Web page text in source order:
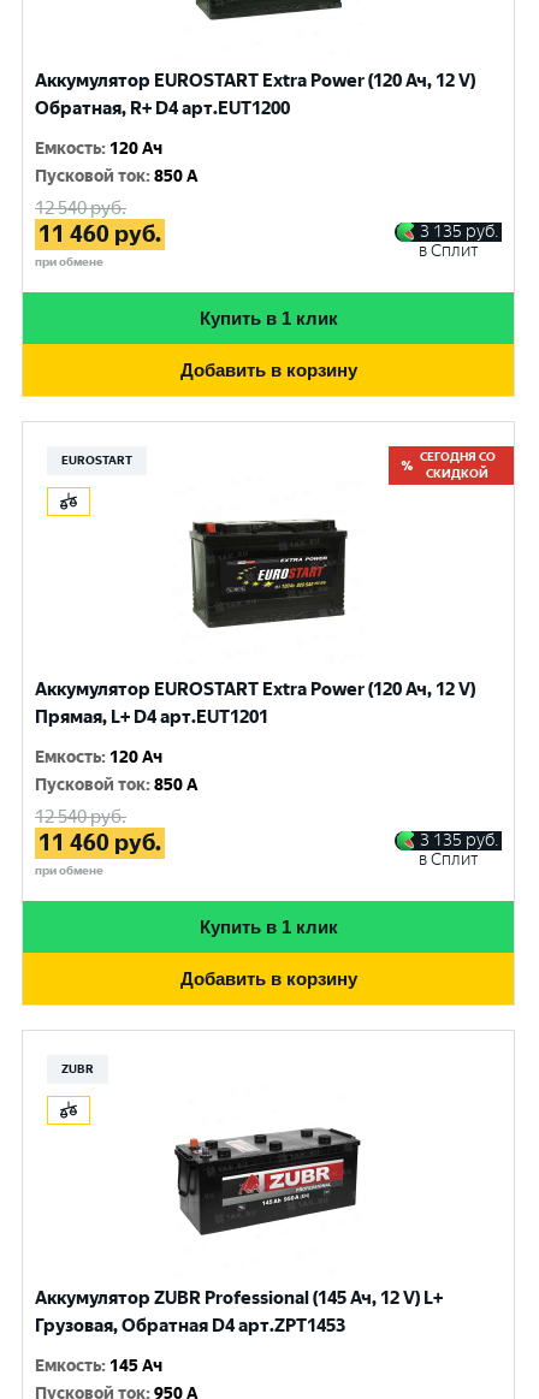
Аккумулятор EUROSTART Extra Power (120 Ач, 12 V)
Обратная, R+ D4 арт.EUT1200
Емкость: 120 Ач
Пусковой ток:850 A
12 540руб.
11 460 руб.
при обмене
3 135 руб.
в Сплит
Купить в 1 клик
Добавить в корзину
EUROSTART
СЕГОДНЯ СО
СКИДКОЙ
Аккумулятор EUROSTART Extra Power (120 Ач, 12 V)
Прямая, L+ D4 арт.EUT1201
Емкость: 120 Ач
Пусковой ток:850 A
12 540руб.
11 460 руб.
при обмене
3 135 руб.
в Сплит
Купить в 1 клик
Добавить в корзину
ZUBR
Аккумулятор ZUBR Professional (145 Ач, 12 V) L+
Грузовая, Обратная D4 арт.ZPT1453
Емкость: 145 Ач
Пусковой ток:950 A